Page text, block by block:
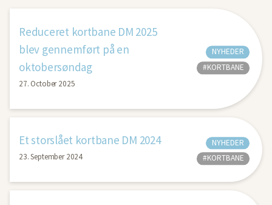
Reduceret kortbane DM 2025
blev gennemført på en
oktobersøndag
27. October 2025
NYHEDER
#KORTBANE
Et storslået kortbane DM 2024
23. September 2024
NYHEDER
#KORTBANE